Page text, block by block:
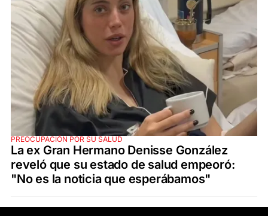
PREOCUPACIÓN POR SU SALUD
La ex Gran Hermano Denisse González
reveló que su estado de salud empeoró:
"No es la noticia que esperábamos"